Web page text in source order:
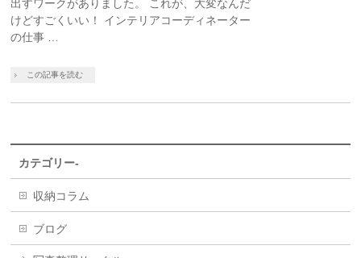
出すワークがありました。 これが、大変なんだ
けどすごくいい！ インテリアコーディネーター
の仕事 …
この記事を読む
カテゴリー-
収納コラム
ブログ